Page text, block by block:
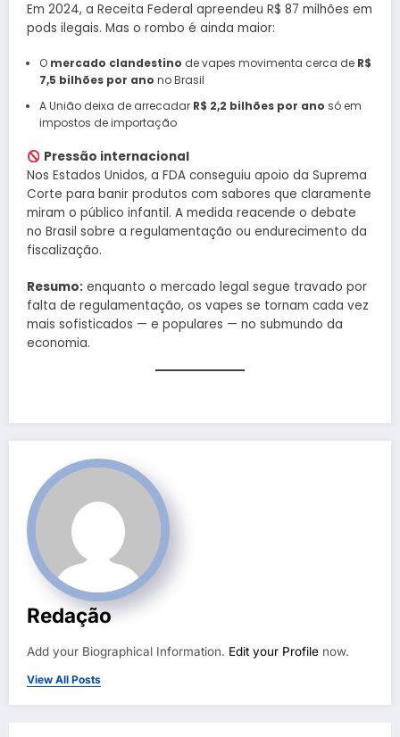
Em 2024, a Receita Federal apreendeu R$ 87 milhões em
pods ilegais. Mas o rombo é ainda maior:
O mercado clandestino de vapes movimenta cerca de R$
7,5 bilhões por ano no Brasil
A União deixa de arrecadar R$ 2,2 bilhões por ano só em
impostos de importação
Pressão internacional
Nos Estados Unidos, a FDA conseguiu apoio da Suprema
Corte para banir produtos com sabores que claramente
miram o público infantil. A medida reacende o debate
no Brasil sobre a regulamentação ou endurecimento da
fiscalização.
Resumo: enquanto o mercado legal segue travado por
falta de regulamentação, os vapes se tornam cada vez
mais sofisticados — e populares — no submundo da
economia.
Redação
Add your Biographical Information. Edit your Profile now.
View All Posts